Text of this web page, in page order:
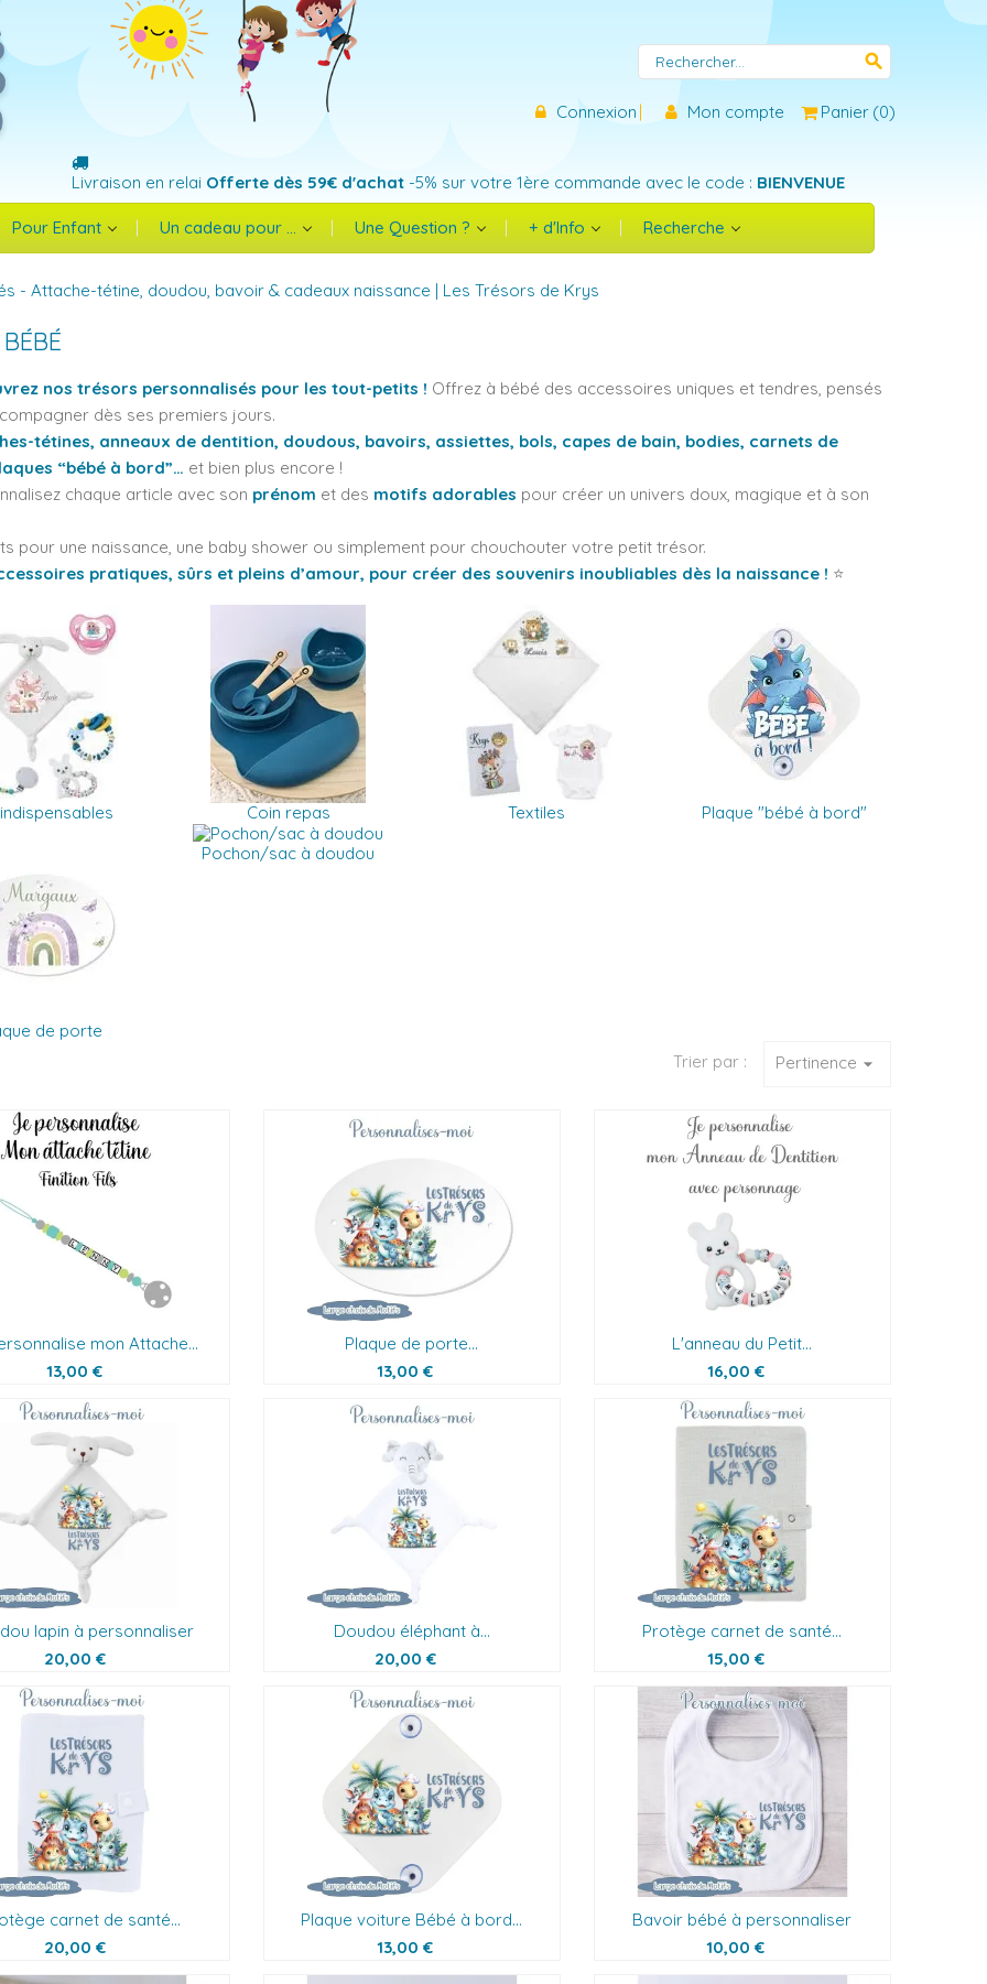
search
Connexion Mon compte Panier (0)
Livraison en relai Offerte dès 59€ d'achat -5% sur votre 1ère commande avec le code : BIENVENUE
Pour Enfant Un cadeau pour ... Une Question ? + d'Info Recherche
- Attache-tétine, doudou, bavoir & cadeaux naissance | Les Trésors de Krys
nos trésors personnalisés pour les tout-petits ! Offrez à bébé des accessoires uniques et tendres, pensés
dès ses premiers jours.
tétines, anneaux de dentition, doudous, bavoirs, assiettes, bols, capes de bain, bodies, carnets de
“bébé à bord”… et bien plus encore !
chaque article avec son prénom et des motifs adorables pour créer un univers doux, magique et à son
pour une naissance, une baby shower ou simplement pour chouchouter votre petit trésor.
pratiques, sûrs et pleins d’amour, pour créer des souvenirs inoubliables dès la naissance ! ⭐
Coin repas Textiles Plaque "bébé à bord"
de porte
Pochon/sac à doudou
Trier par : Pertinence arrow_drop_down
mon Attache...
13,00 €
Plaque de porte...
13,00 €
L'anneau du Petit...
16,00 €
lapin à personnaliser
20,00 €
Doudou éléphant à...
20,00 €
Protège carnet de santé...
15,00 €
carnet de santé...
20,00 €
Plaque voiture Bébé à bord...
13,00 €
Bavoir bébé à personnaliser
10,00 €